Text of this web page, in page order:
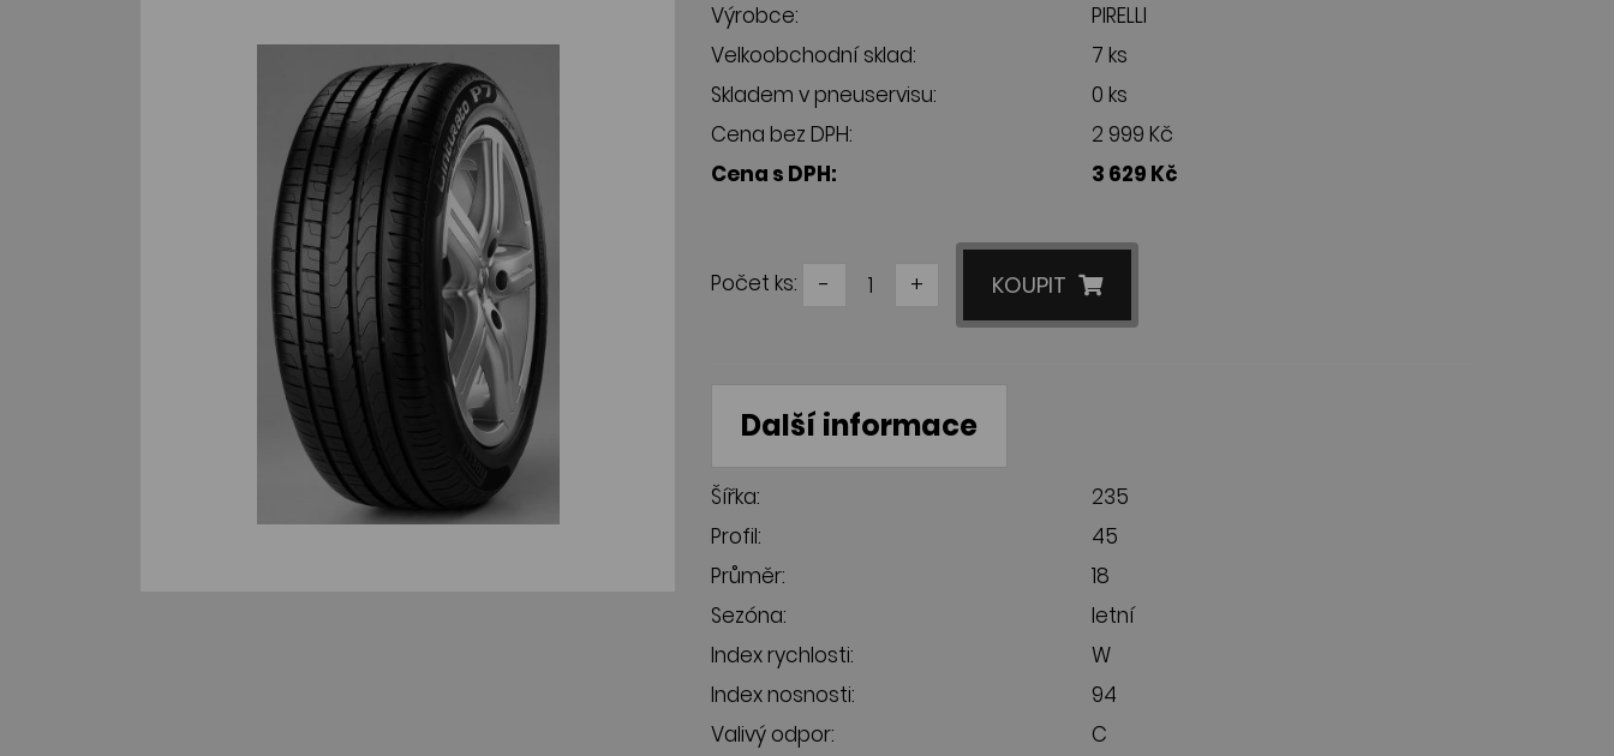
Výrobce:
PIRELLI
Velkoobchodní sklad:
7 ks
Skladem v pneuservisu:
0 ks
Cena bez DPH:
2 999 Kč
Cena s DPH:
3 629 Kč
Počet ks: - + KOUPIT
Další informace
Šířka:
235
Profil:
45
Průměr:
18
Sezóna:
letní
Index rychlosti:
W
Index nosnosti:
94
Valivý odpor:
C